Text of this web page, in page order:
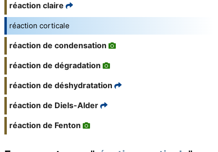
réaction claire
réaction corticale
réaction de condensation
réaction de dégradation
réaction de déshydratation
réaction de Diels-Alder
réaction de Fenton